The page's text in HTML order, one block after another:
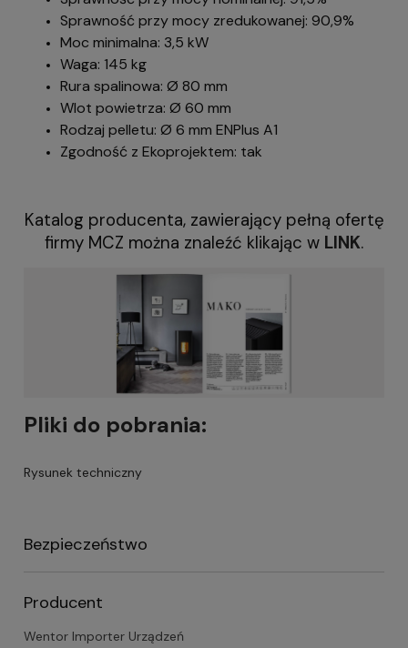
Sprawność przy mocy zredukowanej: 90,9%
Moc minimalna: 3,5 kW
Waga: 145 kg
Rura spalinowa: Ø 80 mm
Wlot powietrza: Ø 60 mm
Rodzaj pelletu: Ø 6 mm ENPlus A1
Zgodność z Ekoprojektem: tak
Katalog producenta, zawierający pełną ofertę
firmy MCZ można znaleźć klikając w LINK.
Pliki do pobrania:
Rysunek techniczny
Bezpieczeństwo
Producent
Wentor Importer Urządzeń